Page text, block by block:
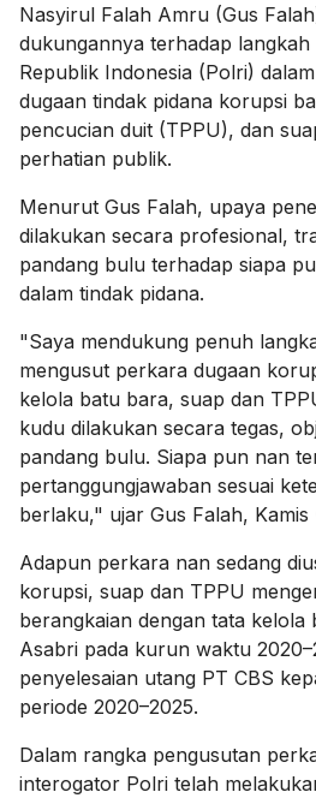
Nasyirul Falah Amru (Gus
dukungannya terhadap langkah
Republik Indonesia (Polri)
dugaan tindak pidana korupsi
pencucian duit (TPPU), dan
perhatian publik.
Menurut Gus Falah, upaya
dilakukan secara profesional,
pandang bulu terhadap siapa
dalam tindak pidana.
"Saya mendukung penuh
mengusut perkara dugaan
kelola batu bara, suap dan
kudu dilakukan secara tegas,
pandang bulu. Siapa pun nan
pertanggungjawaban sesuai
berlaku," ujar Gus Falah,
Adapun perkara nan sedang
korupsi, suap dan TPPU
berangkaian dengan tata
Asabri pada kurun waktu
penyelesaian utang PT CBS
periode 2020–2025.
Dalam rangka pengusutan
interogator Polri telah